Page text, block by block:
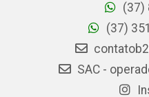
(37)
(37)
SAC -